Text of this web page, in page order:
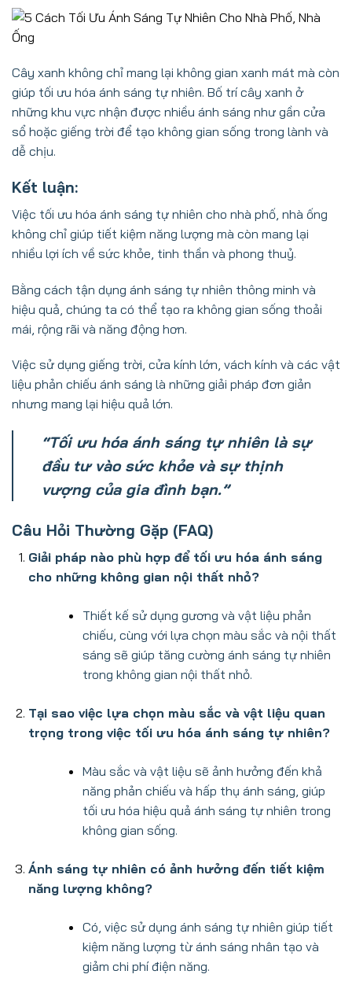
Cây xanh không chỉ mang lại không gian xanh mát mà còn
giúp tối ưu hóa ánh sáng tự nhiên. Bố trí cây xanh ở
những khu vực nhận được nhiều ánh sáng như gần cửa
sổ hoặc giếng trời để tạo không gian sống trong lành và
dễ chịu.
Kết luận:
Việc tối ưu hóa ánh sáng tự nhiên cho nhà phố, nhà ống
không chỉ giúp tiết kiệm năng lượng mà còn mang lại
nhiều lợi ích về sức khỏe, tinh thần và phong thuỷ.
Bằng cách tận dụng ánh sáng tự nhiên thông minh và
hiệu quả, chúng ta có thể tạo ra không gian sống thoải
mái, rộng rãi và năng động hơn.
Việc sử dụng giếng trời, cửa kính lớn, vách kính và các vật
liệu phản chiếu ánh sáng là những giải pháp đơn giản
nhưng mang lại hiệu quả lớn.
“Tối ưu hóa ánh sáng tự nhiên là sự
đầu tư vào sức khỏe và sự thịnh
vượng của gia đình bạn.”
Câu Hỏi Thường Gặp (FAQ)
Giải pháp nào phù hợp để tối ưu hóa ánh sáng
cho những không gian nội thất nhỏ?
Thiết kế sử dụng gương và vật liệu phản
chiếu, cùng với lựa chọn màu sắc và nội thất
sáng sẽ giúp tăng cường ánh sáng tự nhiên
trong không gian nội thất nhỏ.
Tại sao việc lựa chọn màu sắc và vật liệu quan
trọng trong việc tối ưu hóa ánh sáng tự nhiên?
Màu sắc và vật liệu sẽ ảnh hưởng đến khả
năng phản chiếu và hấp thụ ánh sáng, giúp
tối ưu hóa hiệu quả ánh sáng tự nhiên trong
không gian sống.
Ánh sáng tự nhiên có ảnh hưởng đến tiết kiệm
năng lượng không?
Có, việc sử dụng ánh sáng tự nhiên giúp tiết
kiệm năng lượng từ ánh sáng nhân tạo và
giảm chi phí điện năng.